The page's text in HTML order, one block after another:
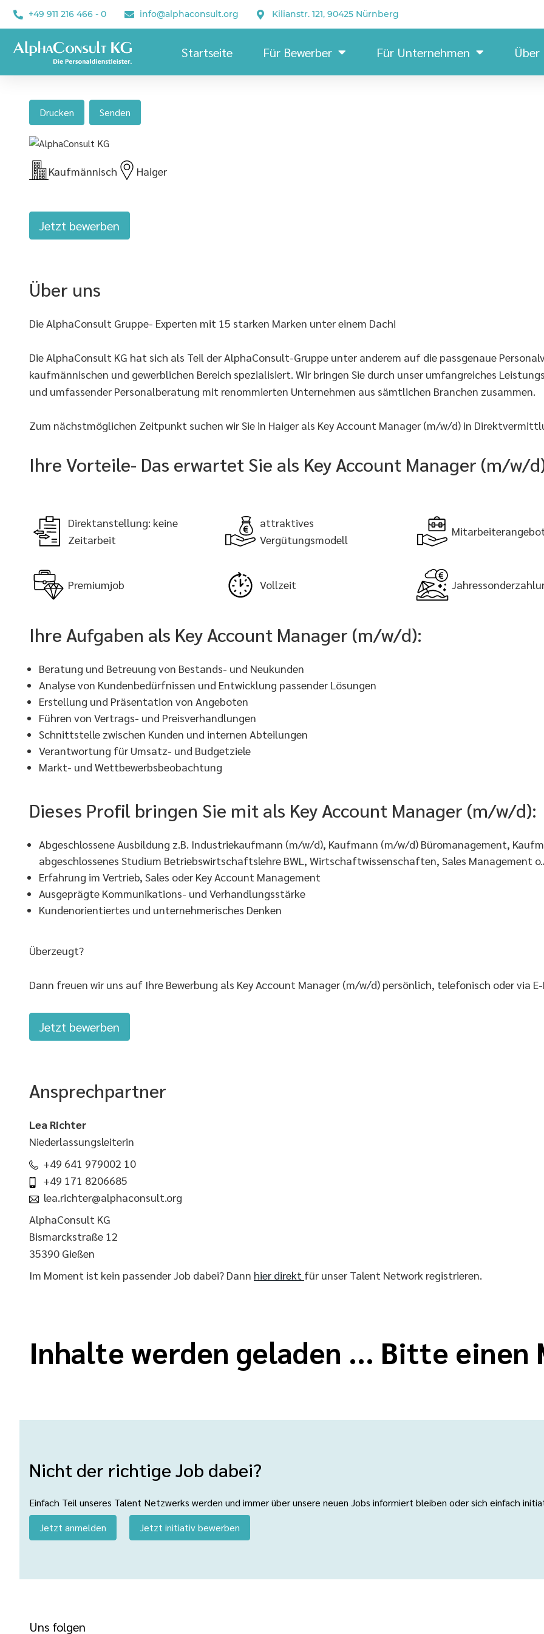
+49 911 216 466 - 0 info@alphaconsult.org Kilianstr. 121, 90425 Nürnberg
Startseite Für Bewerber Für Unternehmen Über
Drucken Senden
Kaufmännisch Haiger
Jetzt bewerben
Über uns
Die AlphaConsult Gruppe- Experten mit 15 starken Marken unter einem Dach!
Die AlphaConsult KG hat sich als Teil der AlphaConsult-Gruppe unter anderem auf die passgenaue
kaufmännischen und gewerblichen Bereich spezialisiert. Wir bringen Sie durch unser umfangreiches
und umfassender Personalberatung mit renommierten Unternehmen aus sämtlichen Branchen zusammen.
Zum nächstmöglichen Zeitpunkt suchen wir Sie in Haiger als Key Account Manager (m/w/d) in
Ihre Vorteile- Das erwartet Sie als Key Account Manager (m/w/
Direktanstellung: keine
Zeitarbeit
attraktives
Vergütungsmodell
Premiumjob Vollzeit
Ihre Aufgaben als Key Account Manager (m/w/d):
Beratung und Betreuung von Bestands- und Neukunden
Analyse von Kundenbedürfnissen und Entwicklung passender Lösungen
Erstellung und Präsentation von Angeboten
Führen von Vertrags- und Preisverhandlungen
Schnittstelle zwischen Kunden und internen Abteilungen
Verantwortung für Umsatz- und Budgetziele
Markt- und Wettbewerbsbeobachtung
Dieses Profil bringen Sie mit als Key Account Manager (m/w/d):
Abgeschlossene Ausbildung z.B. Industriekaufmann (m/w/d), Kaufmann (m/w/d) Büromanagement,
abgeschlossenes Studium Betriebswirtschaftslehre BWL, Wirtschaftwissenschaften, Sales Management
Erfahrung im Vertrieb, Sales oder Key Account Management
Ausgeprägte Kommunikations- und Verhandlungsstärke
Kundenorientiertes und unternehmerisches Denken
Überzeugt?
Dann freuen wir uns auf Ihre Bewerbung als Key Account Manager (m/w/d) persönlich, telefonisch oder via
Jetzt bewerben
Ansprechpartner
Lea Richter
Niederlassungsleiterin
+49 641 979002 10
+49 171 8206685
lea.richter@alphaconsult.org
AlphaConsult KG
Bismarckstraße 12
35390 Gießen
Im Moment ist kein passender Job dabei? Dann hier direkt für unser Talent Network registrieren.
Inhalte werden geladen ... Bitte einen
Nicht der richtige Job dabei?
Einfach Teil unseres Talent Netzwerks werden und immer über unsere neuen Jobs informiert bleiben oder sich einfach
Jetzt anmelden
Jetzt initiativ bewerben
Uns folgen